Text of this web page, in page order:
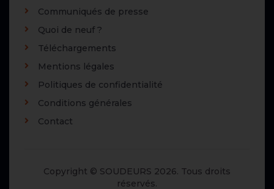
Communiqués de presse
Quoi de neuf ?
Téléchargements
Mentions légales
Politiques de confidentialité
Conditions générales
Contact
Copyright © SOUDEURS 2026. Tous droits
réservés.